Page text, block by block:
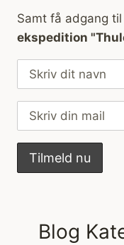
Samt få adgang til
ekspedition
Blog